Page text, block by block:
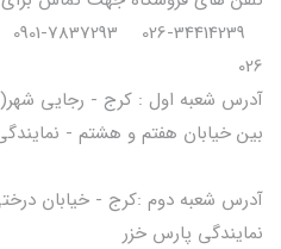
026
آدرس شعبه اول : کرج - رجایی
بین خیابان هفتم و هشتم -
آدرس شعبه دوم :کرج - خیابان
نمایندگی پارس خزر